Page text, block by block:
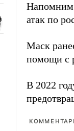
атак по
Маск
помощи с
В 2022